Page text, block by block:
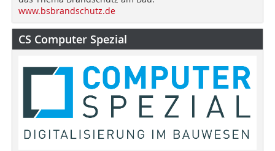
www.bsbrandschutz.de
CS Computer Spezial